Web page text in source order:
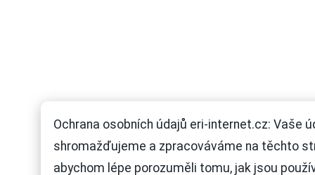
Ochrana osobních údajů eri-internet.cz: Vaše
shromažďujeme a zpracováváme na těchto
abychom lépe porozuměli tomu, jak jsou